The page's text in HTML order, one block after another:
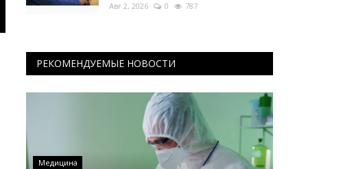
Авг 2, 2026 0 787
РЕКОМЕНДУЕМЫЕ НОВОСТИ
Медицина